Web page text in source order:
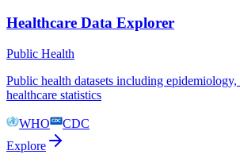
Healthcare Data Explorer
Public Health
Public health datasets including epidemiology,
healthcare statistics
WHO
CDC
Explore